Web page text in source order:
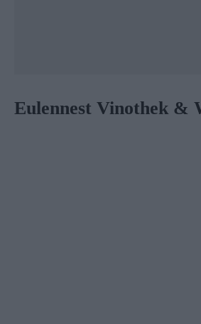
Eulennest Vinothek &